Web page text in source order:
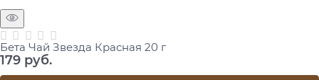
Бета Чай Звезда Красная 20 г
179 руб.